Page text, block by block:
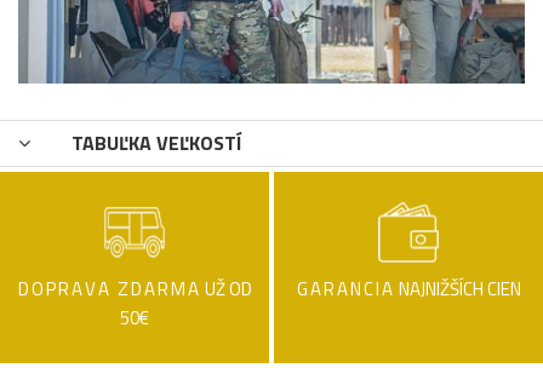
TABUĽKA VEĽKOSTÍ
DOPRAVA ZDARMA UŽ OD
50€
GARANCIA NAJNIŽŠÍCH CIEN